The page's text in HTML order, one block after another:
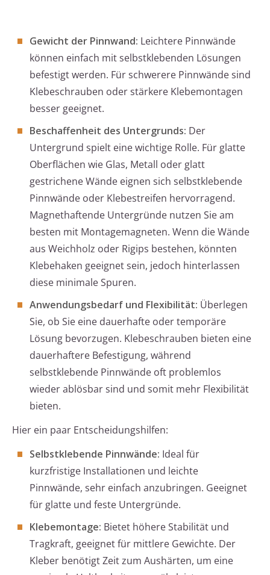
Gewicht der Pinnwand: Leichtere Pinnwände
können einfach mit selbstklebenden Lösungen
befestigt werden. Für schwerere Pinnwände sind
Klebeschrauben oder stärkere Klebemontagen
besser geeignet.
Beschaffenheit des Untergrunds: Der
Untergrund spielt eine wichtige Rolle. Für glatte
Oberflächen wie Glas, Metall oder glatt
gestrichene Wände eignen sich selbstklebende
Pinnwände oder Klebestreifen hervorragend.
Magnethaftende Untergründe nutzen Sie am
besten mit Montagemagneten. Wenn die Wände
aus Weichholz oder Rigips bestehen, könnten
Klebehaken geeignet sein, jedoch hinterlassen
diese minimale Spuren.
Anwendungsbedarf und Flexibilität: Überlegen
Sie, ob Sie eine dauerhafte oder temporäre
Lösung bevorzugen. Klebeschrauben bieten eine
dauerhaftere Befestigung, während
selbstklebende Pinnwände oft problemlos
wieder ablösbar sind und somit mehr Flexibilität
bieten.
Hier ein paar Entscheidungshilfen:
Selbstklebende Pinnwände: Ideal für
kurzfristige Installationen und leichte
Pinnwände, sehr einfach anzubringen. Geeignet
für glatte und feste Untergründe.
Klebemontage: Bietet höhere Stabilität und
Tragkraft, geeignet für mittlere Gewichte. Der
Kleber benötigt Zeit zum Aushärten, um eine